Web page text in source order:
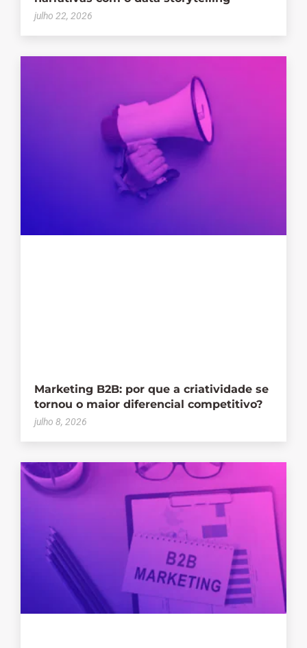
julho 22, 2026
Marketing B2B: por que a criatividade se
tornou o maior diferencial competitivo?
julho 8, 2026